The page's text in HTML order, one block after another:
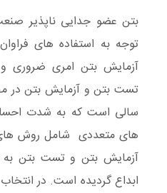
بتن عضو جدایی ناپذیر
توجه به استفاده های
آزمایش بتن امری ضروری
تست بتن و آزمایش بتن
سالی است که به شدت
های متعددی شامل روش
آزمایش بتن و تست بتن به
ابداع گردیده است. در